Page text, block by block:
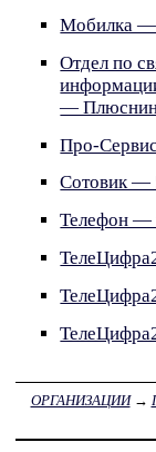
Мобилка —
Отдел по
—
Про-
Сотовик —
Телефон —
ОРГАНИЗАЦИИ→